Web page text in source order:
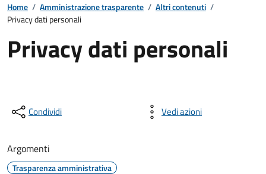
Home / Amministrazione trasparente / Altri contenuti /
Privacy dati personali
Privacy dati personali
Condividi Vedi azioni
Argomenti
Trasparenza amministrativa